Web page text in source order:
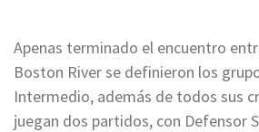
Apenas terminado el encuentro
Boston River se definieron los
Intermedio, además de todos sus
juegan dos partidos, con Defensor